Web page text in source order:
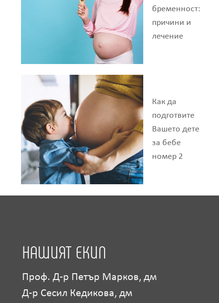
бременност:
причини и
лечение
Как да
подготвите
Вашето дете
за бебе
номер 2
НАШИЯТ ЕКИП
Проф. Д-р Петър Марков, дм
Д-р Сесил Кедикова, дм